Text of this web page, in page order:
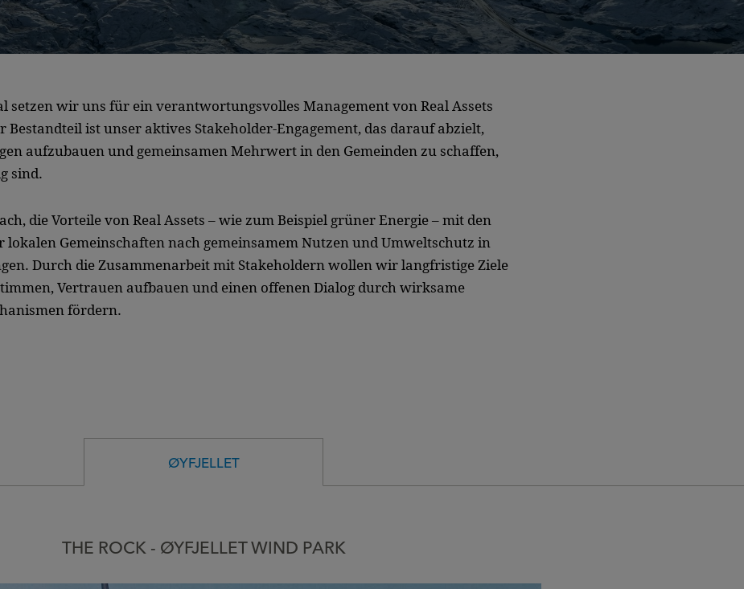
setzen wir uns für ein verantwortungsvolles Management von Real Assets
Bestandteil ist unser aktives Stakeholder-Engagement, das darauf abzielt,
aufzubauen und gemeinsamen Mehrwert in den Gemeinden zu schaffen,
sind.
die Vorteile von Real Assets – wie zum Beispiel grüner Energie – mit den
lokalen Gemeinschaften nach gemeinsamem Nutzen und Umweltschutz in
Durch die Zusammenarbeit mit Stakeholdern wollen wir langfristige Ziele
Vertrauen aufbauen und einen offenen Dialog durch wirksame
fördern.
ØYFJELLET
THE ROCK - ØYFJELLET WIND PARK